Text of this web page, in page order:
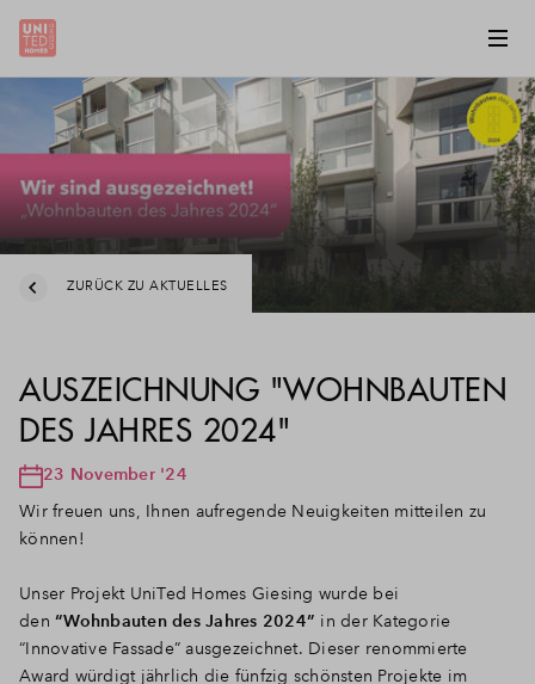
ZURÜCK ZU AKTUELLES
AUSZEICHNUNG "WOHNBAUTEN
DES JAHRES 2024"
23 November '24
Wir freuen uns, Ihnen aufregende Neuigkeiten mitteilen zu
können!
Unser Projekt UniTed Homes Giesing wurde bei
den “Wohnbauten des Jahres 2024” in der Kategorie
“Innovative Fassade” ausgezeichnet. Dieser renommierte
Award würdigt jährlich die fünfzig schönsten Projekte im